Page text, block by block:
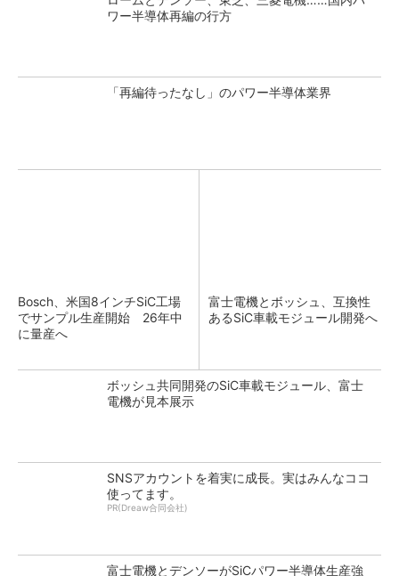
ワー半導体再編の行方
「再編待ったなし」のパワー半導体業界
Bosch、米国8インチSiC工場
でサンプル生産開始 26年中
に量産へ
富士電機とボッシュ、互換性
あるSiC車載モジュール開発へ
ボッシュ共同開発のSiC車載モジュール、富士
電機が見本展示
SNSアカウントを着実に成長。実はみんなココ
使ってます。
PR(Dreaw合同会社)
富士電機とデンソーがSiCパワー半導体生産強